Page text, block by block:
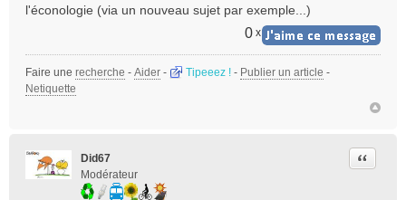
l'éconologie (via un nouveau sujet par exemple...)
0 x
Faire une recherche - Aider - Tipeeez ! - Publier un article -
Netiquette
Did67
Modérateur
Citer